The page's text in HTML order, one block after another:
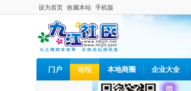
设为首页 收藏本站 手机版
门户 论坛 本地商圈 企业大全